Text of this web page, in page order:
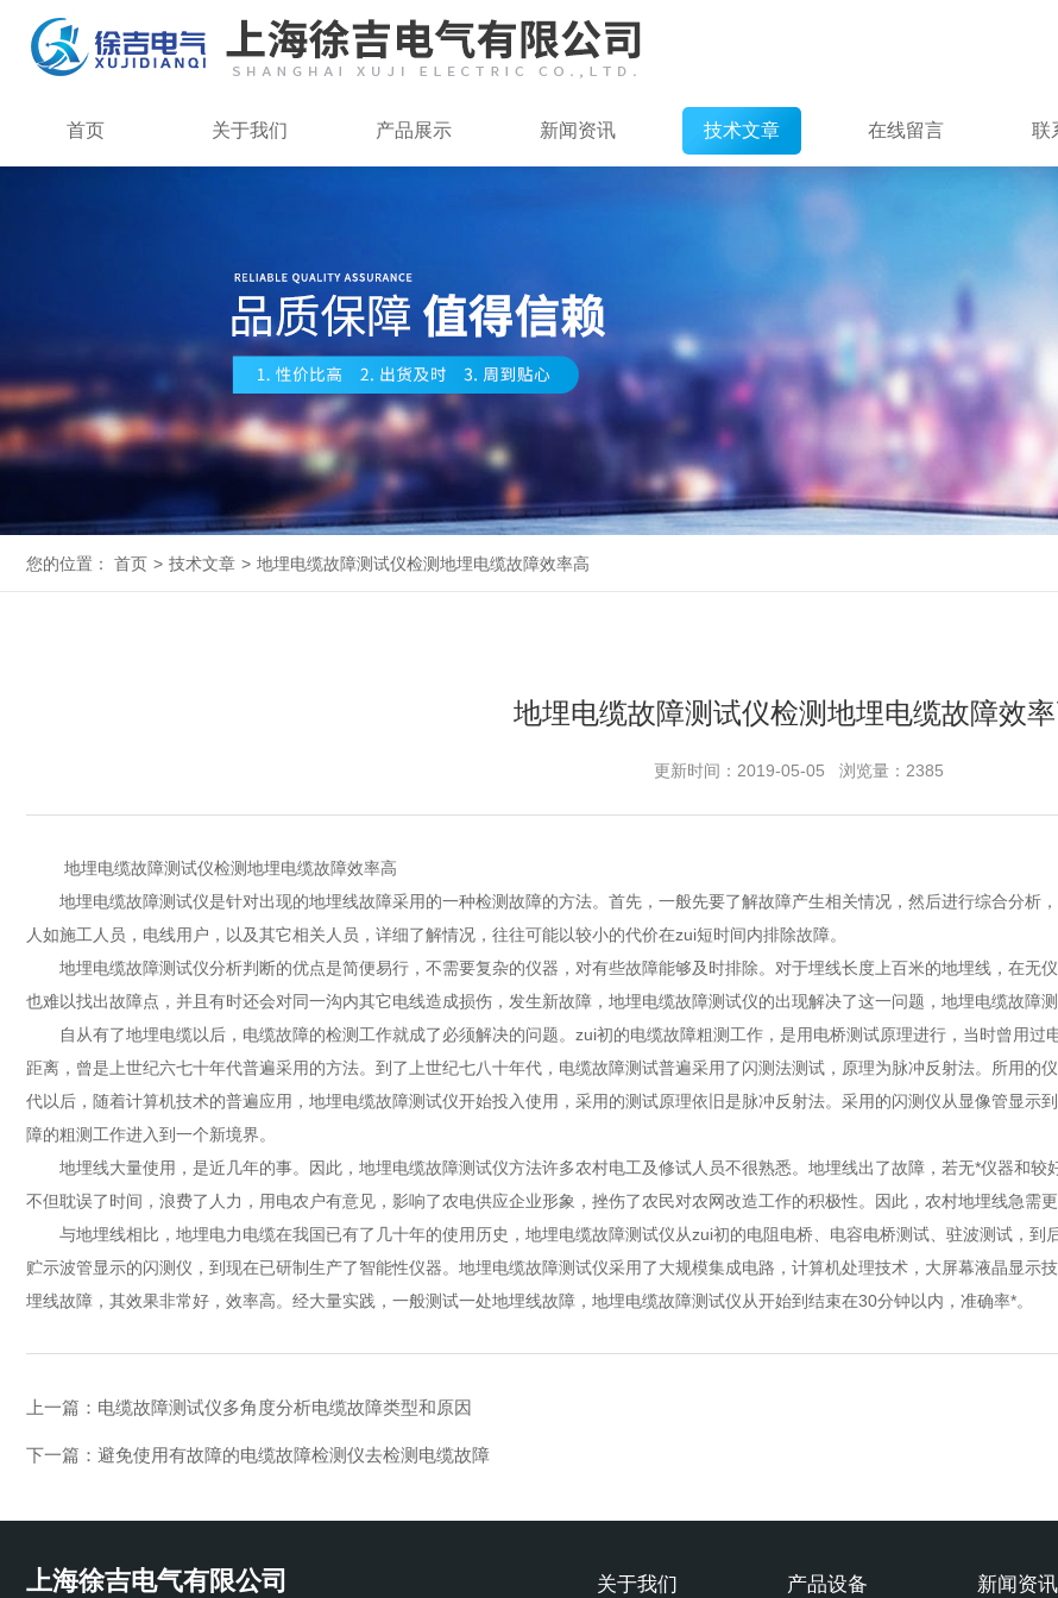
首页 关于我们 产品展示 新闻资讯 技术文章 在线留言 联
您的位置： 首页 > 技术文章 > 地埋电缆故障测试仪检测地埋电缆故障效率高
地埋电缆故障测试仪检测地埋电缆故障效
更新时间：2019-05-05 浏览量：2385
地埋电缆故障测试仪检测地埋电缆故障效率高
地埋电缆故障测试仪是针对出现的地埋线故障采用的一种检测故障的方法。首先，一般先要了解故障产生相关情况，然后进行综合分析
人如施工人员，电线用户，以及其它相关人员，详细了解情况，往往可能以较小的代价在zui短时间内排除故障。
地埋电缆故障测试仪分析判断的优点是简便易行，不需要复杂的仪器，对有些故障能够及时排除。对于埋线长度上百米的地埋线，在无
也难以找出故障点，并且有时还会对同一沟内其它电线造成损伤，发生新故障，地埋电缆故障测试仪的出现解决了这一问题，地埋电缆故障
自从有了地埋电缆以后，电缆故障的检测工作就成了必须解决的问题。zui初的电缆故障粗测工作，是用电桥测试原理进行，当时曾用过
距离，曾是上世纪六七十年代普遍采用的方法。到了上世纪七八十年代，电缆故障测试普遍采用了闪测法测试，原理为脉冲反射法。所用的
代以后，随着计算机技术的普遍应用，地埋电缆故障测试仪开始投入使用，采用的测试原理依旧是脉冲反射法。采用的闪测仪从显像管显示
障的粗测工作进入到一个新境界。
地埋线大量使用，是近几年的事。因此，地埋电缆故障测试仪方法许多农村电工及修试人员不很熟悉。地埋线出了故障，若无*仪器和较
不但耽误了时间，浪费了人力，用电农户有意见，影响了农电供应企业形象，挫伤了农民对农网改造工作的积极性。因此，农村地埋线急需
与地埋线相比，地埋电力电缆在我国已有了几十年的使用历史，地埋电缆故障测试仪从zui初的电阻电桥、电容电桥测试、驻波测试，到
贮示波管显示的闪测仪，到现在已研制生产了智能性仪器。地埋电缆故障测试仪采用了大规模集成电路，计算机处理技术，大屏幕液晶显示
埋线故障，其效果非常好，效率高。经大量实践，一般测试一处地埋线故障，地埋电缆故障测试仪从开始到结束在30分钟以内，准确率*。
上一篇： 电缆故障测试仪多角度分析电缆故障类型和原因
下一篇： 避免使用有故障的电缆故障检测仪去检测电缆故障
上海徐吉电气有限公司 关于我们 产品设备 新闻资讯